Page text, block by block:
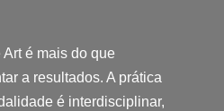
é mais do que
a resultados. A prática
é interdisciplinar,